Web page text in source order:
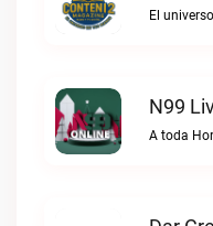
N99
A toda